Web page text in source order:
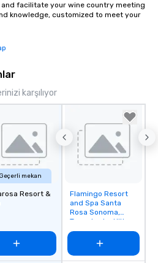
facilitate your wine country meeting
knowledge, customized to meet your
karşılıyor
Geçerli mekan
Resort &
Removed from
favorites
Flamingo Resort
and Spa Santa
Rosa Sonoma,
Tapestry by Hilton